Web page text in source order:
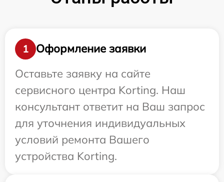
1
Оформление заявки
Оставьте заявку на сайте
сервисного центра Korting. Наш
консультант ответит на Ваш запрос
для уточнения индивидуальных
условий ремонта Вашего
устройства Korting.